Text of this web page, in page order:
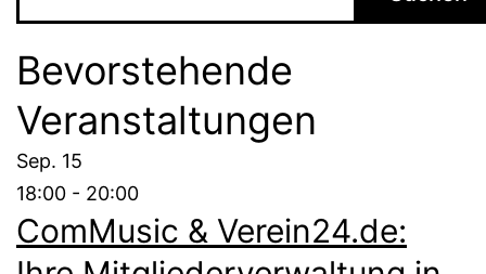
Bevorstehende
Veranstaltungen
Sep. 15
18:00 - 20:00
ComMusic & Verein24.de: